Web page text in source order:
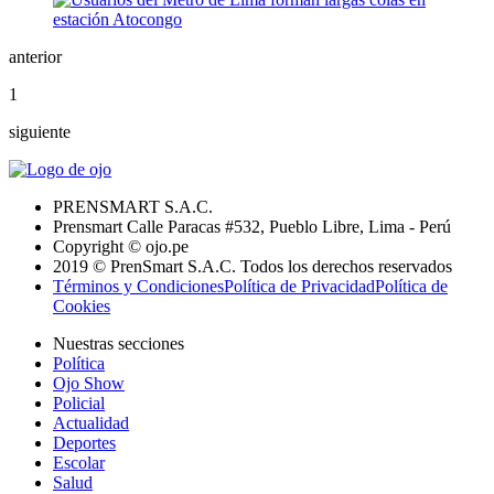
anterior
1
siguiente
PRENSMART S.A.C.
Prensmart Calle Paracas #532, Pueblo Libre, Lima - Perú
Copyright © ojo.pe
2019 © PrenSmart S.A.C. Todos los derechos reservados
Términos y CondicionesPolítica de PrivacidadPolítica de
Cookies
Nuestras secciones
Política
Ojo Show
Policial
Actualidad
Deportes
Escolar
Salud